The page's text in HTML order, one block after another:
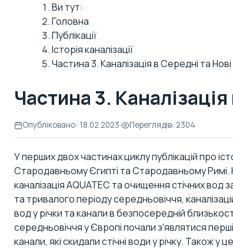
Ви тут:
Головна
Публікації
Історія каналізації
Частина 3. Каналізація в Середні та
Частина 3.
Опубліковано: 18.02.2023| Переглядів: 2304
У перших двох частинах циклу публікацій про
Стародавньому Єгипті таСтародавньому Римі.
каналізація AQUATEC та очищення стічних вод
та тривалого періоду середньовіччя,
вод у річки та канали в безпосередній
середньовіччя у Європі почали з'являтися
канали, які скидали стічні води у річку. Також у